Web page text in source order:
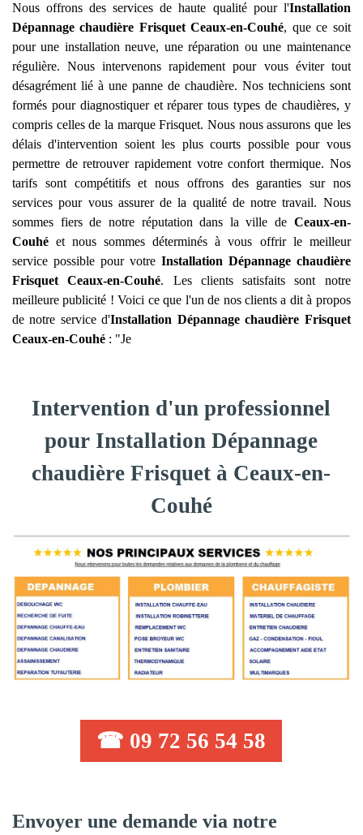
Nous offrons des services de haute qualité pour l'Installation
Dépannage chaudière Frisquet Ceaux-en-Couhé, que ce soit
pour une installation neuve, une réparation ou une maintenance
régulière. Nous intervenons rapidement pour vous éviter tout
désagrément lié à une panne de chaudière. Nos techniciens sont
formés pour diagnostiquer et réparer tous types de chaudières, y
compris celles de la marque Frisquet. Nous nous assurons que les
délais d'intervention soient les plus courts possible pour vous
permettre de retrouver rapidement votre confort thermique. Nos
tarifs sont compétitifs et nous offrons des garanties sur nos
services pour vous assurer de la qualité de notre travail. Nous
sommes fiers de notre réputation dans la ville de Ceaux-en-
Couhé et nous sommes déterminés à vous offrir le meilleur
service possible pour votre Installation Dépannage chaudière
Frisquet
Ceaux-en-Couhé. Les clients satisfaits sont notre
meilleure publicité ! Voici ce que l'un de nos clients a dit à propos
de notre service d'Installation Dépannage chaudière Frisquet
Ceaux-en-Couhé : "Je
Intervention d'un professionnel
pour Installation Dépannage
chaudière Frisquet à Ceaux-en-
Couhé
☎ 09 72 56 54 58
Envoyer une demande via notre